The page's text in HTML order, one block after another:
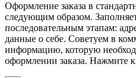
Оформление заказа в
следующим образом.
последовательным этапам:
данные о себе. Советуем в
информацию, которую
оформлении заказа. Нажмите